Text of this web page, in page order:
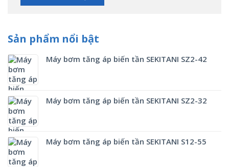
Sản phẩm nổi bật
Máy bơm tăng áp biến tần SEKITANI SZ2-42
Máy bơm tăng áp biến tần SEKITANI SZ2-32
Máy bơm tăng áp biến tần SEKITANI S12-55